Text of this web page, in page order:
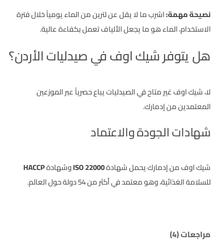
نصيحة مهمة:اشرب ما لا يقل عن لترين من الماء يومياً خلال فترة
الاستخدام، الماء هو ما يجعل الألياف تعمل بكفاءة عالية.
هل يتوفر شيك اوف في صيدليات الأردن؟
لا، شيك اوف غير متاح في الصيدليات يباع حصرياً عبر الموزعين
المعتمدين من إدمارك.
شهادات الجودة والاعتماد
شيك اوف من إدمارك يحمل شهادةISO 22000وشهادةHACCP
للسلامة الغذائية، وهو معتمد في أكثر من 54 دولة حول العالم.
مراجعات (4)